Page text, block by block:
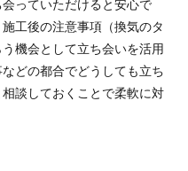
っていただけると安心で
工後の注意事項（換気のタ
機会として立ち会いを活用
どの都合でどうしても立ち
談しておくことで柔軟に対